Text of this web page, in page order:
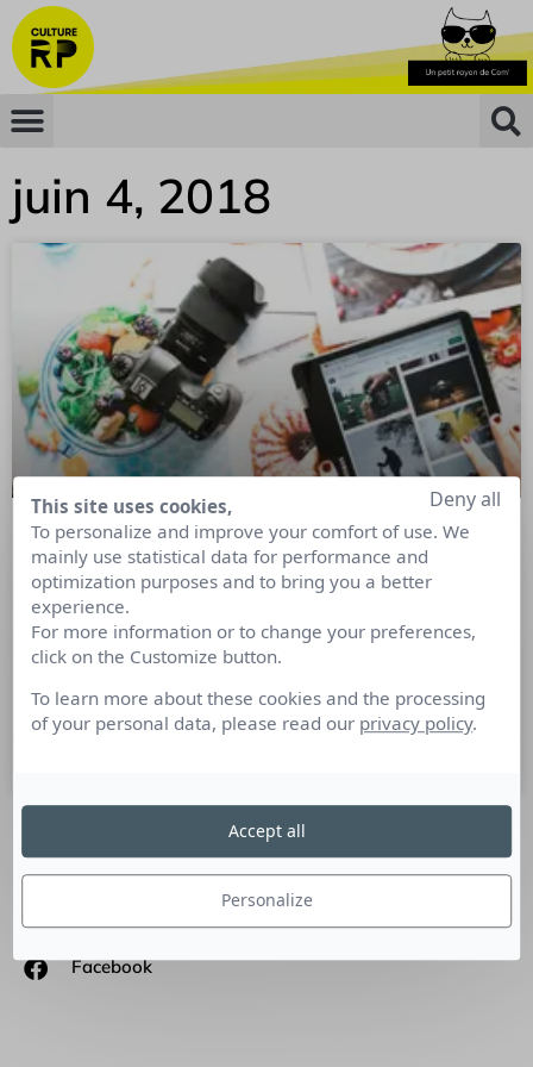
juin 4, 2018
Le véritable challenge du marketing
d’influence
Le véritable challenge du marketing d’influence Développer
d’autant plus difficile aujourd’hui, étant donné que des
SUIVEZ-NOUS
Facebook
This site uses cookies,
To personalize and improve your comfort of use. We
mainly use statistical data for performance and
optimization purposes and to bring you a better
experience.
For more information or to change your preferences,
click on the Customize button.
To learn more about these cookies and the processing
of your personal data, please read our privacy policy.
Personalize
Deny all
Accept all